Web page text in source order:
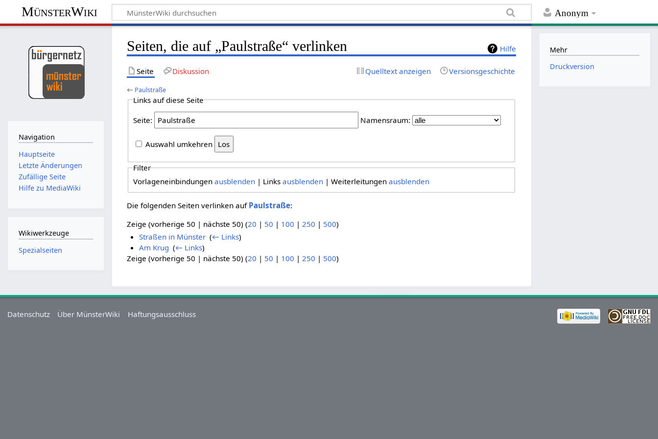
Anonym
MünsterWiki
Hilfe
Seiten, die auf „Paulstraße“ verlinken
Seite Diskussion Quelltext anzeigen Versionsgeschichte
← Paulstraße
Links auf diese Seite
Seite: Namensraum:
Auswahl umkehren
Filter
Vorlageneinbindungen ausblenden| Links ausblenden| Weiterleitungen ausblenden
Die folgenden Seiten verlinken auf Paulstraße:
Zeige (vorherige 50 | nächste 50) (20 | 50 | 100 | 250 | 500)
Straßen in Münster‎ (← Links)
Am Krug (← Links)
Zeige (vorherige 50 | nächste 50) (20 | 50 | 100 |250 | 500)
Navigation
Hauptseite
Letzte Änderungen
Zufällige Seite
Hilfe zu MediaWiki
Wikiwerkzeuge
Spezialseiten
Mehr
Druckversion
Datenschutz Über MünsterWiki Haftungsausschluss